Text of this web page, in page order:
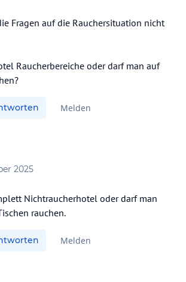
Fragen auf die Rauchersituation nicht
Raucherbereiche oder darf man auf
Melden
2025
Nichtraucherhotel oder darf man
rauchen.
Melden